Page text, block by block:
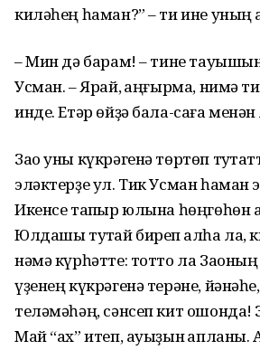
киләһең һаман?” – ти ине уның
– Мин дә барам! – тине
Усман. – Ярай, ҡаңғырма, нимә
инде. Етәр өйҙә бала-саға
Зао уны күкрәгенә төртөп
эләктерҙе ул. Тик Усман һаман
Икенсе тапҡыр юлына һөңгөһөн
Юлдашы туҡтай биреп ҡалһа ла,
нәмә күрһәтте: тотто ла
үҙенең күкрәгенә терәне,
теләмәһәң, сәнсеп кит ошонда!
Май “ах” итеп, ауыҙын ҡапланы.